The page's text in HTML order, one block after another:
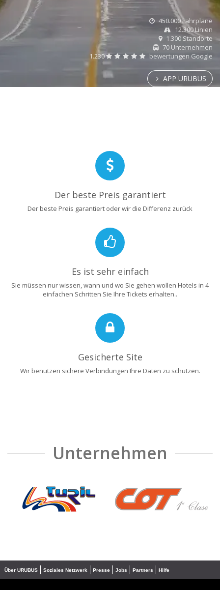
450.000 Fahrpläne
12.300 Linien
1.300 Standorte
70 Unternehmen
1.230
bewertungen Google
APP URUBUS
Der beste Preis garantiert
Der beste Preis garantiert oder wir die Differenz zurück
Es ist sehr einfach
Sie müssen nur wissen, wann und wo Sie gehen wollen Hotels in 4
einfachen Schritten Sie Ihre Tickets erhalten..
Gesicherte Site
Wir benutzen sichere Verbindungen Ihre Daten zu schützen.
Unternehmen
❮ ❯
Über URUBUS Soziales Netzwerk Presse Jobs Partners Hilfe